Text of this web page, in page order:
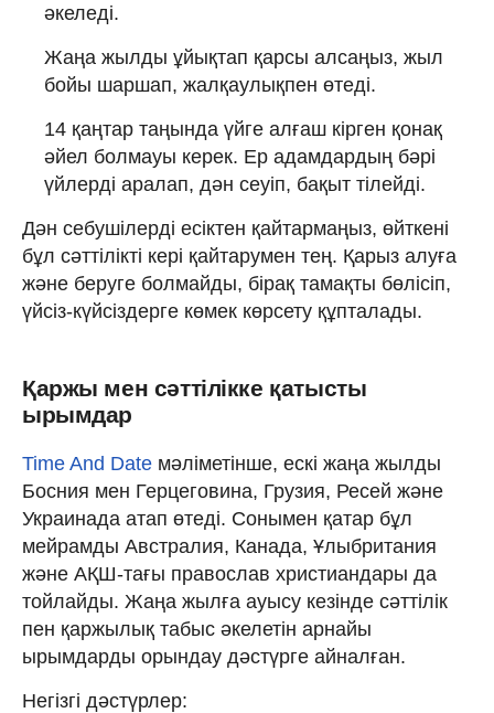
әкеледі.
Жаңа жылды ұйықтап қарсы алсаңыз, жыл
бойы шаршап, жалқаулықпен өтеді.
14 қаңтар таңында үйге алғаш кірген қонақ
әйел болмауы керек. Ер адамдардың бәрі
үйлерді аралап, дән сеуіп, бақыт тілейді.
Дән себушілерді есіктен қайтармаңыз, өйткені
бұл сәттілікті кері қайтарумен тең. Қарыз алуға
және беруге болмайды, бірақ тамақты бөлісіп,
үйсіз-күйсіздерге көмек көрсету құпталады.
Қаржы мен сәттілікке қатысты
ырымдар
Time And Date мәліметінше, ескі жаңа жылды
Босния мен Герцеговина, Грузия, Ресей және
Украинада атап өтеді. Сонымен қатар бұл
мейрамды Австралия, Канада, Ұлыбритания
және АҚШ-тағы православ христиандары да
тойлайды. Жаңа жылға ауысу кезінде сәттілік
пен қаржылық табыс әкелетін арнайы
ырымдарды орындау дәстүрге айналған.
Негізгі дәстүрлер: